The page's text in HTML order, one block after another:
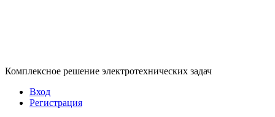
Комплексное решение электротехнических задач
Вход
Регистрация